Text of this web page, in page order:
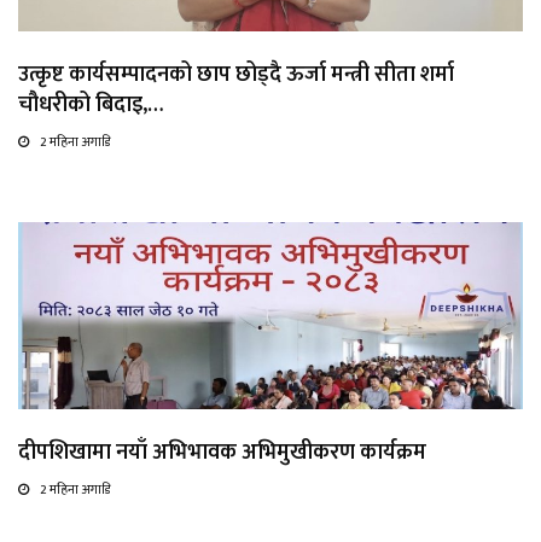
उत्कृष्ट कार्यसम्पादनको छाप छोड्दै ऊर्जा मन्त्री सीता शर्मा
चौधरीको बिदाइ,…
2 महिना अगाडि
दीपशिखामा नयाँ अभिभावक अभिमुखीकरण कार्यक्रम
2 महिना अगाडि